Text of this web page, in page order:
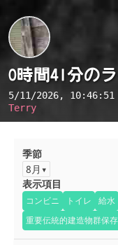
0時間41分の
5/11/2026, 10:46:51
Terry
季節
8月
表示項目
コンビニ トイレ 給水
重要伝統的建造物群保